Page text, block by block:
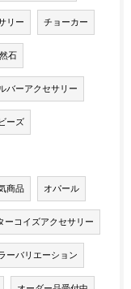
リー チョーカー
石
バーアクセサリー
ーズ
商品 オパール
ーコイズアクセサリー
ーバリエーション